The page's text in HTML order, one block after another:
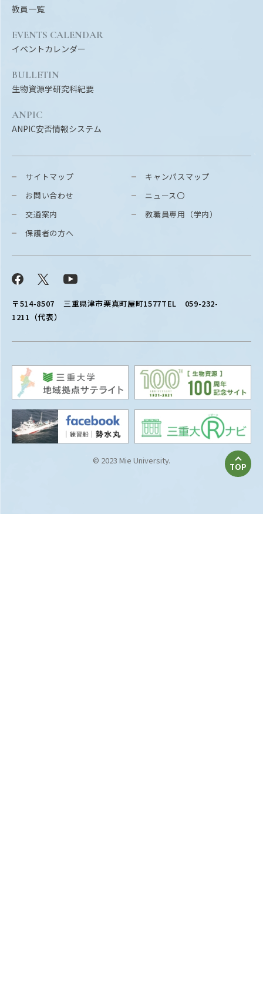
〒514-8507 三重県津市栗真町屋町1577TEL 059-232-
1211（代表）
サイトマップ
お問い合わせ
交通案内
保護者の方へ
Facebook
キャンパスマップ
ニュース〇
教職員専用（学内）
教員一覧
EVENTS CALENDAR
イベントカレンダー
BULLETIN
生物資源学研究科紀要
ANPIC
ANPIC安否情報システム
© 2023 Mie University.
TOP